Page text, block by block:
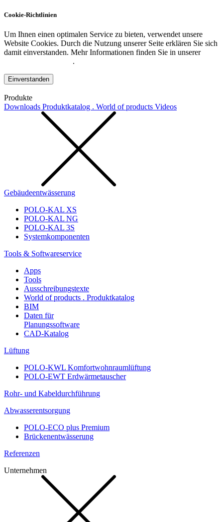
Cookie-Richtlinien
Um Ihnen einen optimalen Service zu bieten, verwendet unsere
Website Cookies. Durch die Nutzung unserer Seite erklären Sie sich
damit einverstanden. Mehr Informationen finden Sie in unserer
.
Einverstanden
Produkte
Downloads Produktkatalog . World of products Videos
Gebäudeentwässerung
POLO-KAL XS
POLO-KAL NG
POLO-KAL 3S
Systemkomponenten
Tools & Softwareservice
Apps
Tools
Ausschreibungstexte
World of products . Produktkatalog
BIM
Daten für
Planungssoftware
CAD-Katalog
Lüftung
POLO-KWL Komfortwohnraumlüftung
POLO-EWT Erdwärmetauscher
Rohr- und Kabeldurchführung
Abwasserentsorgung
POLO-ECO plus Premium
Brückenentwässerung
Referenzen
Unternehmen